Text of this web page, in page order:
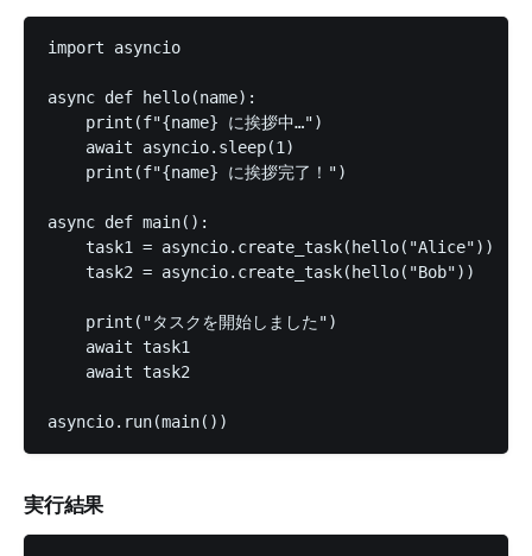
import asyncio
async def hello(name):
    print(f"{name} に挨拶中…")
    await asyncio.sleep(1)
    print(f"{name} に挨拶完了！")
async def main():
    task1 = asyncio.create_task(hello("Alice"))
    task2 = asyncio.create_task(hello("Bob"))
    print("タスクを開始しました")
    await task1
    await task2
実行結果